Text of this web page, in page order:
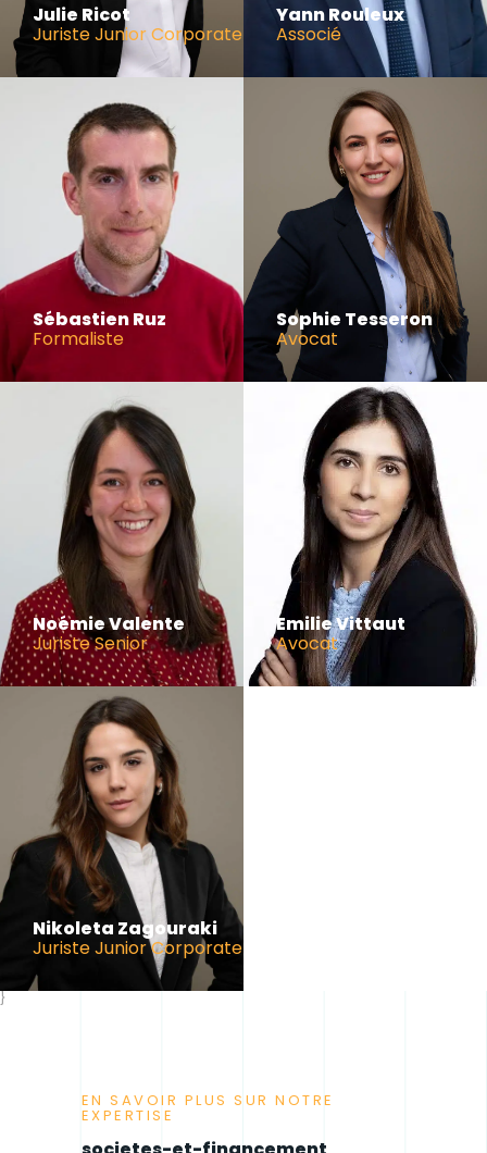
Julie Ricot
Juriste Junior Corporate
Yann Rouleux
Associé
Sébastien Ruz
Formaliste
Sophie Tesseron
Avocat
Noémie Valente
Juriste Senior
Emilie Vittaut
Avocat
Nikoleta Zagouraki
Juriste Junior Corporate
}
EN SAVOIR PLUS SUR NOTRE
EXPERTISE